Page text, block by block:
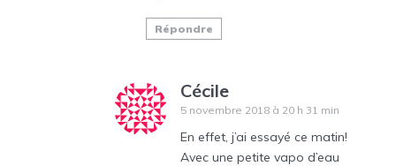
Répondre
Cécile
5 novembre 2018 à 20 h 31 min
En effet, j’ai essayé ce matin!
Avec une petite vapo d’eau